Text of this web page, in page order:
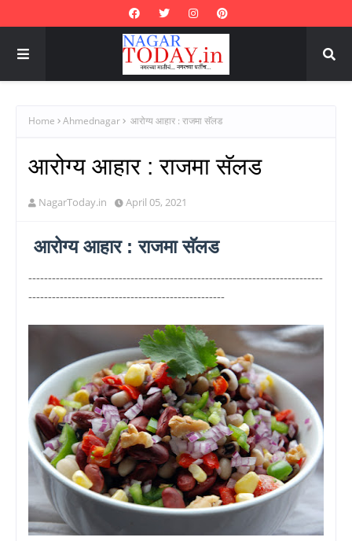
Home Ahmednagar आरोग्य आहार : राजमा सॅलड
आरोग्य आहार : राजमा सॅलड
NagarToday.in April 05, 2021
आरोग्य आहार : राजमा सॅलड
---------------------------------------------------------------------------
--------------------------------------------------